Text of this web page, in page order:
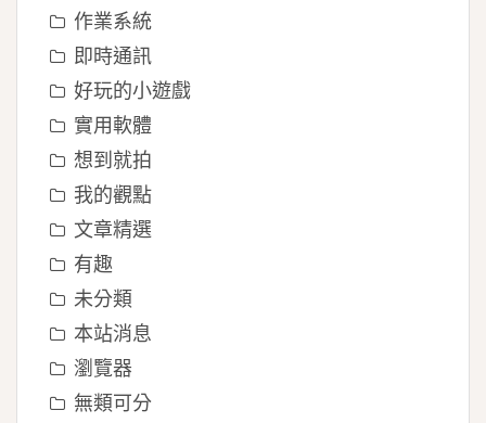
作業系統
即時通訊
好玩的小遊戲
實用軟體
想到就拍
我的觀點
文章精選
有趣
未分類
本站消息
瀏覽器
無類可分